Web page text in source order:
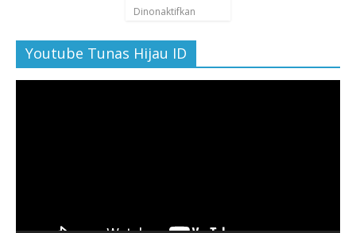
Dinonaktifkan
Youtube Tunas Hijau ID